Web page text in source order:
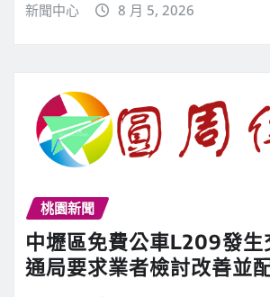
新聞中心 8 月 5, 2026
桃園新聞
中壢區免費公車L209發生
通局要求業者檢討改善並